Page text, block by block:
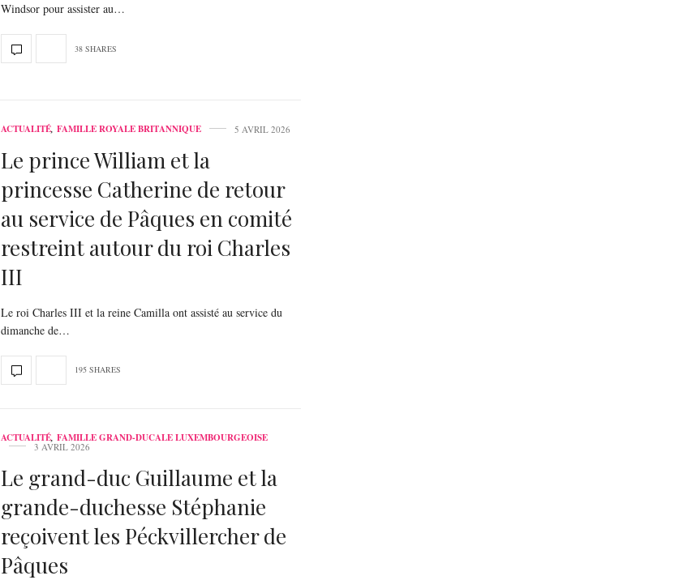
Windsor pour assister au…
38 SHARES
ACTUALITÉ, FAMILLE ROYALE BRITANNIQUE 5 AVRIL 2026
Le prince William et la
princesse Catherine de retour
au service de Pâques en comité
restreint autour du roi Charles
III
Le roi Charles III et la reine Camilla ont assisté au service du
dimanche de…
195 SHARES
ACTUALITÉ, FAMILLE GRAND-DUCALE LUXEMBOURGEOISE
3 AVRIL 2026
Le grand-duc Guillaume et la
grande-duchesse Stéphanie
reçoivent les Péckvillercher de
Pâques